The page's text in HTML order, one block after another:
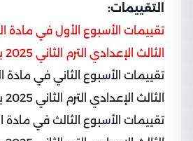
التقييمات:
تقييمات الأسبوع الأول في مادة
الثالث الإعدادي الترم الثاني 2025 بصيغة PDF
تقييمات الأسبوع الثاني في
الثالث الإعدادي الترم الثاني 2025 بصيغة PDF
تقييمات الأسبوع الثالث في